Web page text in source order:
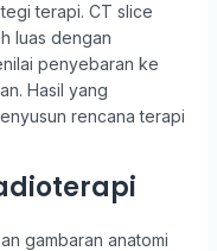
terapi. CT slice
luas dengan
penyebaran ke
Hasil yang
rencana terapi
gambaran anatomi